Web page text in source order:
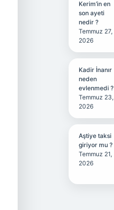
Kerim’in en
son ayeti
nedir ?
Temmuz 27,
2026
Kadir İnanır
neden
evlenmedi ?
Temmuz 23,
2026
Aştiye taksi
giriyor mu ?
Temmuz 21,
2026